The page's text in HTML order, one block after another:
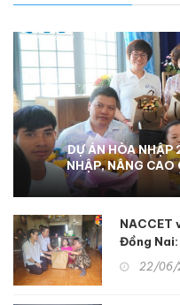
NACCET THÚC
TỈNH ĐỒNG NAI:
vụ phục hồi chức
và nạn
NACCET
Đồng Nai:
dịu nỗi
22/06/